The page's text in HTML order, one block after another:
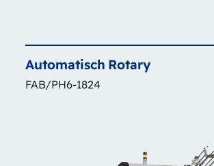
Automatisch Rotary
FAB/PH6-1824